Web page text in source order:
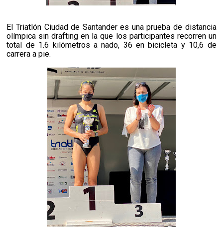
El Triatlón Ciudad de Santander es una prueba de distancia
olímpica sin drafting en la que los participantes recorren un
total de 1.6 kilómetros a nado, 36 en bicicleta y 10,6 de
carrera a pie.